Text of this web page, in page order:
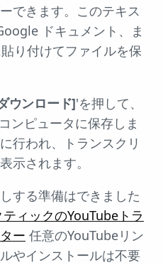
できます。このテキス
ドキュメント、ま
り付けてファイルを保
ウンロード]'を押して、
ンピュータに保存しま
行われ、トランスクリ
示されます。
する準備はできました
ティックのYouTubeトラ
ー 任意のYouTubeリン
やインストールは不要